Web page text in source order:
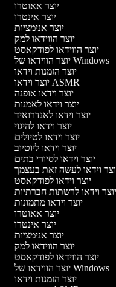
יוצר אאוטרו
יוצר אינטרו
יוצר אנימציות
יוצר הווידאו למק
יוצר הווידאו לפודקאסט
יוצר הווידאו של Windows
יוצר הזמנות וידאו
יוצר וידאו ASMR
יוצר וידאו אופנה
יוצר וידאו לאמנות
יוצר וידאו לאנדרואיד
יוצר וידאו להיגוי
יוצר וידאו לטיולים
יוצר וידאו ליוטיוב
יוצר וידאו לסיורי בתים
יוצר וידאו לעשה זאת בעצמך
יוצר וידאו לפודקאסט
יוצר וידאו לרשתות חברתיות
יוצר וידאו מתמונות
יוצר אאוטרו
יוצר אינטרו
יוצר אנימציות
יוצר הווידאו למק
יוצר הווידאו לפודקאסט
יוצר הווידאו של Windows
יוצר הזמנות וידאו